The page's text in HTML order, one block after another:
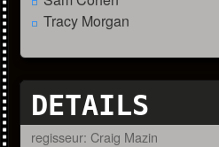
Tracy Morgan
DETAILS
regisseur: Craig Mazin